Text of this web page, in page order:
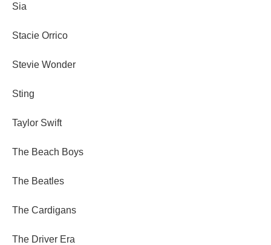
Sia
Stacie Orrico
Stevie Wonder
Sting
Taylor Swift
The Beach Boys
The Beatles
The Cardigans
The Driver Era